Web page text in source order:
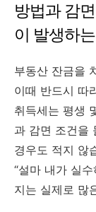
방법과 감
이 발생하
부동산 잔금을
이때 반드시 따
취득세는 평생
과 감면 조건을
경우도 적지 않
“설마 내가 실
지는 실제로 많